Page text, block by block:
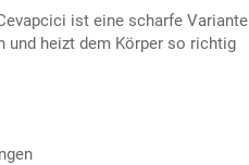
ist eine scharfe Variante
und heizt dem Körper so richtig